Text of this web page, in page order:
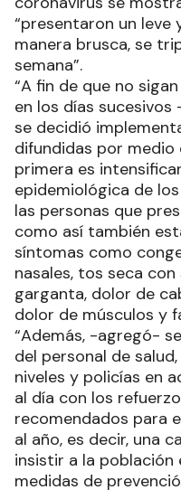
“presentaron un
manera brusca, se
semana”.
“A fin de que no
en los días
se decidió
difundidas por medio
primera es
epidemiológica de
las personas que
como así también
síntomas como
nasales, tos seca
garganta, dolor de
dolor de músculos y
“Además, -agregó-
del personal de
niveles y policías en
al día con los
recomendados para
al año, es decir, una
insistir a la población
medidas de